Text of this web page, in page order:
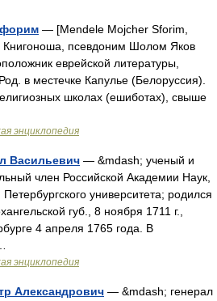
— [Mendele Mojcher Sforim,
псевдоним Шолом Яков
еврейской литературы,
в местечке Капулье (Белоруссия).
школах (ешиботах), свыше
энциклопедия
Васильевич — &mdash; ученый и
член Российской Академии Наук,
университета; родился
губ., 8 ноября 1711 г.,
4 апреля 1765 года. В
энциклопедия
Александрович — &mdash; генерал